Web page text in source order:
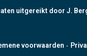
uitgereikt door J.
voorwaarden -